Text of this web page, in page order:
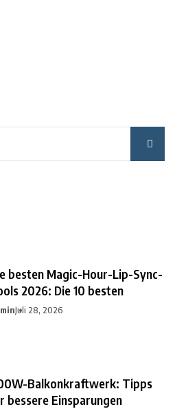
besten Magic-Hour-Lip-Sync-
2026: Die 10 besten
Juli 28, 2026
Balkonkraftwerk: Tipps
bessere Einsparungen